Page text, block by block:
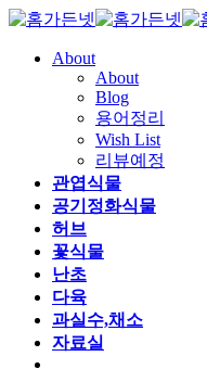
About
About
Blog
용어정리
Wish List
리뷰예정
관엽식물
공기정화식물
허브
꽃식물
난초
다육
과실수,채소
자료실